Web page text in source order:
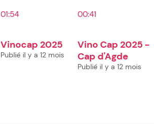
01:54
Vinocap 2025
Publié il y a 12 mois
00:41
Vino Cap 2025 -
Cap d'Agde
Publié il y a 12 mois